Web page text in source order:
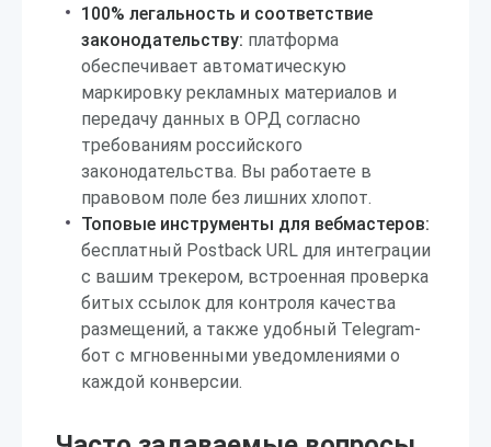
100% легальность и соответствие
законодательству: платформа
обеспечивает автоматическую
маркировку рекламных материалов и
передачу данных в ОРД согласно
требованиям российского
законодательства. Вы работаете в
правовом поле без лишних хлопот.
Топовые инструменты для вебмастеров:
бесплатный Postback URL для интеграции
с вашим трекером, встроенная проверка
битых ссылок для контроля качества
размещений, а также удобный Telegram-
бот с мгновенными уведомлениями о
каждой конверсии.